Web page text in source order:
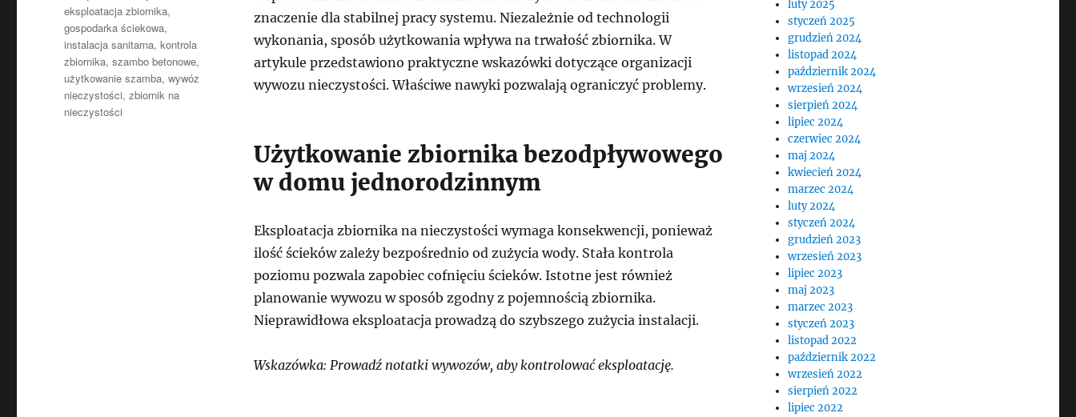
znaczenie dla stabilnej pracy systemu. Niezależnie od technologii
wykonania, sposób użytkowania wpływa na trwałość zbiornika. W
artykule przedstawiono praktyczne wskazówki dotyczące organizacji
wywozu nieczystości. Właściwe nawyki pozwalają ograniczyć problemy.
Użytkowanie zbiornika bezodpływowego
w domu jednorodzinnym
Eksploatacja zbiornika na nieczystości wymaga konsekwencji, ponieważ
ilość ścieków zależy bezpośrednio od zużycia wody. Stała kontrola
poziomu pozwala zapobiec cofnięciu ścieków. Istotne jest również
planowanie wywozu w sposób zgodny z pojemnością zbiornika.
Nieprawidłowa eksploatacja prowadzą do szybszego zużycia instalacji.
Wskazówka: Prowadź notatki wywozów, aby kontrolować eksploatację.
eksploatacja zbiornika,
gospodarka ściekowa,
instalacja sanitarna,kontrola
zbiornika,szambo betonowe,
użytkowanie szamba,wywóz
nieczystości,zbiornik na
nieczystości
luty 2025
styczeń 2025
grudzień 2024
listopad 2024
październik 2024
wrzesień 2024
sierpień 2024
lipiec 2024
czerwiec 2024
maj 2024
kwiecień 2024
marzec 2024
luty 2024
styczeń 2024
grudzień 2023
wrzesień 2023
lipiec 2023
maj 2023
marzec 2023
styczeń 2023
listopad 2022
październik 2022
wrzesień 2022
sierpień 2022
lipiec 2022